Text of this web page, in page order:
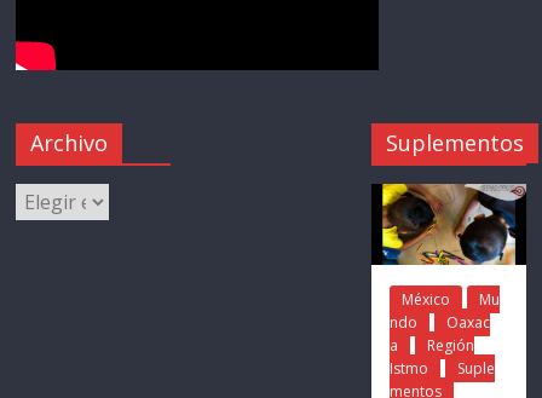
Archivo Suplementos
México
Mu
ndo
Oaxac
a
Región
Istmo
Suple
mentos